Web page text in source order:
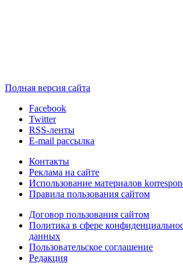
Полная версия сайта
Facebook
Twitter
RSS-ленты
E-mail рассылка
Контакты
Реклама на сайте
Использование материалов
Правила пользования сайтом
Договор пользования сайтом
Политика в сфере
данных
Пользовательское соглашение
Редакция